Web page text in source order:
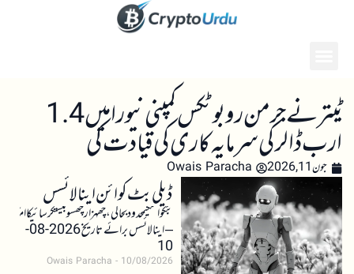
ٹیتر نے جرمن روبوٹکس کمپنی نیورا میں 1.4
ارب ڈالر کی سرمایہ کاری کی قیادت کی
جون 11, 2026 Owais Paracha
ڈیلی بٹ کوائن اینالائسس
بٹکوائنکیمحدودبحالی،چھہزارچھسوبیستکرسائیکاامکان
– اینالائسس برائے تاریخ 2026-08-
10
Owais Paracha 10/08/2026